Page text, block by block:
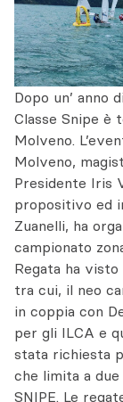
Dopo un’ anno
Classe Snipe è
Molveno.
Molveno,
Presidente Iris
propositivo ed
Zuanelli, ha
campionato
Regata ha
tra cui, il neo
in coppia con
per gli ILCA e
stata richiesta
che limita a
SNIPE. Le